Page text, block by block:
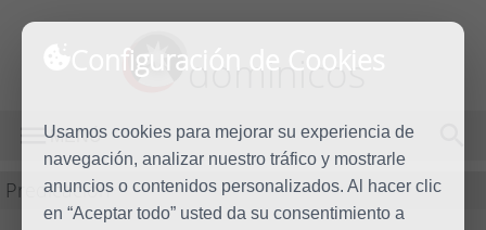
Configuración de Cookies
Usamos cookies para mejorar su experiencia de
navegación, analizar nuestro tráfico y mostrarle
anuncios o contenidos personalizados. Al hacer clic
en “Aceptar todo” usted da su consentimiento a
dominicos
MENÚ
Predicación